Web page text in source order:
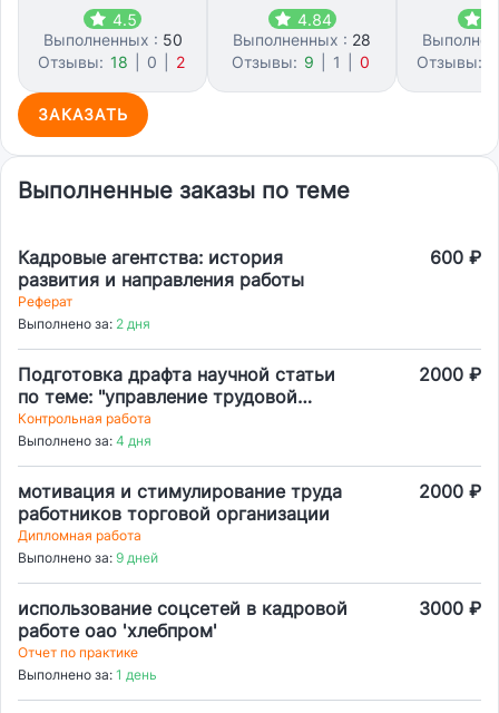
4.5
Выполненных : 50
Отзывы: 18 0 2
4.84
Выполненных : 28
Отзывы: 9 1 0
Отзывы:
ЗАКАЗАТЬ
Выполненные заказы по теме
Кадровые агентства: история
развития и направления работы
600 ₽
Реферат
Выполнено за: 2 дня
Подготовка драфта научной статьи
по теме: "управление трудовой
мотивацией персонала
предприятия"
2000 ₽
Контрольная работа
Выполнено за: 4 дня
мотивация и стимулирование труда
работников торговой организации
2000 ₽
Дипломная работа
Выполнено за: 9 дней
использование соцсетей в кадровой
работе оао 'хлебпром'
3000 ₽
Отчет по практике
Выполнено за: 1 день